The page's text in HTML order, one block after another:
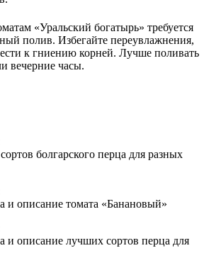
«Уральский богатырь» требуется
полив. Избегайте переувлажнения,
к гниению корней. Лучше поливать
вечерние часы.
болгарского перца для разных
и описание томата «Банановый»
и описание лучших сортов перца для